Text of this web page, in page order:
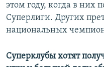
этом году, когда в них
Суперлиги. Других
национальных
Суперклубы хотят